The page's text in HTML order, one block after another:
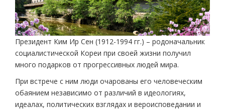
Президент Ким Ир Сен (1912-1994 гг.) – родоначальник
социалистической Кореи при своей жизни получил
много подарков от прогрессивных людей мира.
При встрече с ним люди очарованы его человеческим
обаянием независимо от различий в идеологиях,
идеалах, политических взглядах и вероисповедании и